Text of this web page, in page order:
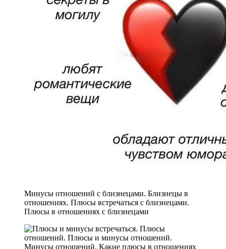
Минусы отношений с близнецами. Близнецы в
отношениях. Плюсы встречаться с близнецами.
Плюсы в отношениях с близнецами